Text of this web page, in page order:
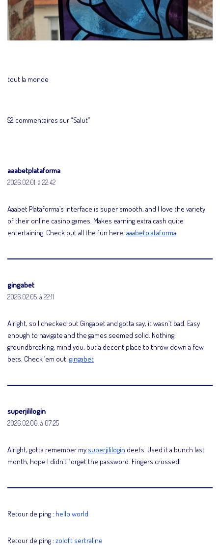
tout la monde
52 commentaires sur “Salut”
aaabetplataforma
2026.02.01. à 22:42
Aaabet Plataforma’s interface is super smooth, and I love the variety
of their online casino games. Makes earning extra cash quite
entertaining. Check out all the fun here: aaabetplataforma
gingabet
2026.02.05. à 22:11
Alright, so I checked out Gingabet and gotta say, it wasn’t bad. Easy
enough to navigate and the games seemed solid. Nothing
groundbreaking, mind you, but a decent place to throw down a few
bets. Check ’em out: gingabet
superjililogin
2026.02.06. à 07:25
Alright, gotta remember my superjililogin deets. Used it a bunch last
month, hope I didn’t forget the password. Fingers crossed!
Retour de ping : hello world
Retour de ping : zoloft sertraline